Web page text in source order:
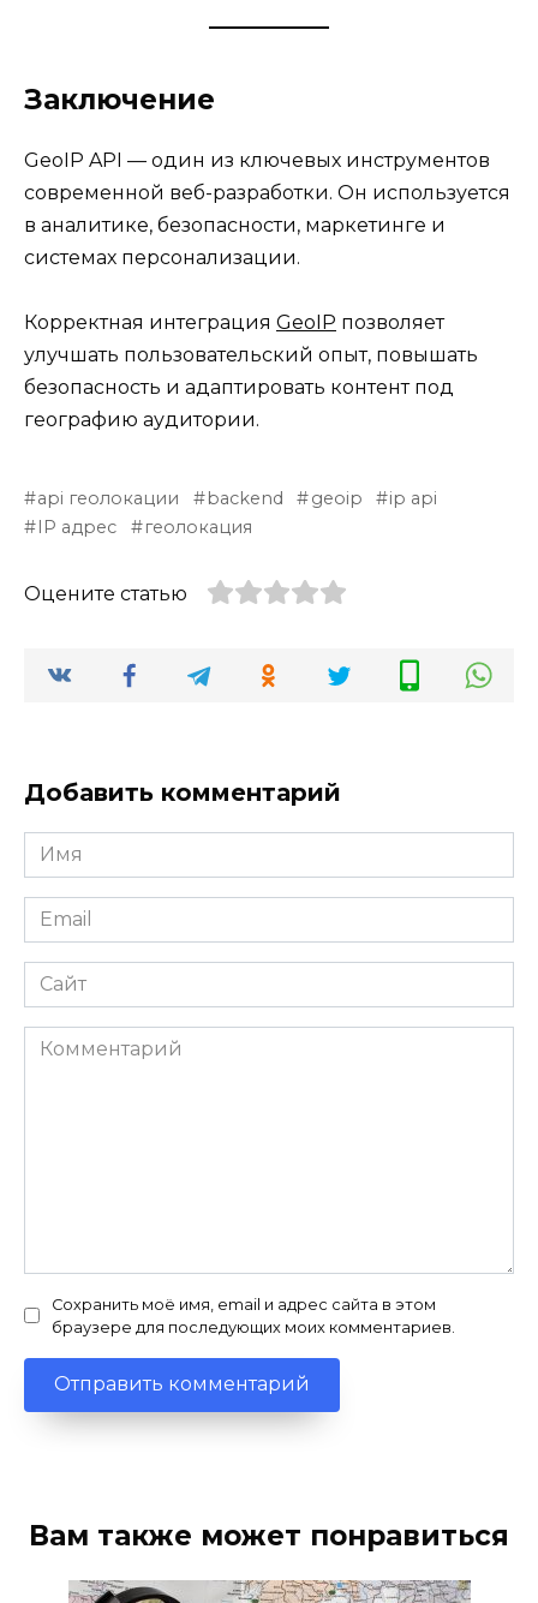
Заключение
GeoIP API — один из ключевых инструментов
современной веб-разработки. Он используется
в аналитике, безопасности, маркетинге и
системах персонализации.
Корректная интеграция GeoIP позволяет
улучшать пользовательский опыт, повышать
безопасность и адаптировать контент под
географию аудитории.
api геолокации backend geoip
ip api
IP адрес
геолокация
Оцените статью
Добавить комментарий
Имя
*
Email
*
Сайт
Комментарий
Сохранить моё имя, email и адрес сайта в этом
браузере для последующих моих комментариев.
Вам также может понравиться